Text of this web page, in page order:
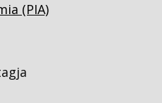
(PIA)